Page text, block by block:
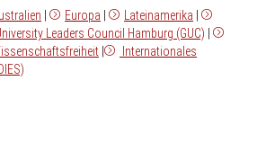
Europa Lateinamerika
Leaders Council Hamburg (GUC)
Internationales